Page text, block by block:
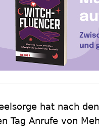
hat nach
Tag Anrufe von